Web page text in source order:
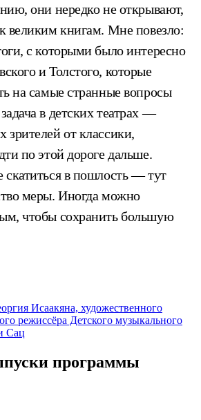
они нередко не открывают,
великим книгам. Мне повезло:
с которыми было интересно
и Толстого, которые
на самые странные вопросы
в детских театрах —
зрителей от классики,
по этой дороге дальше.
в пошлость — тут
меры. Иногда можно
чтобы сохранить большую
Исаакяна, художественного
режиссёра Детского музыкального
Сац
программы